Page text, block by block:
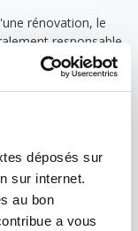
déposés sur
sur internet.
au bon
a vous
rénovation, le
responsable
peut être prise en
peut également
et la maintenance
de l'opérateur de